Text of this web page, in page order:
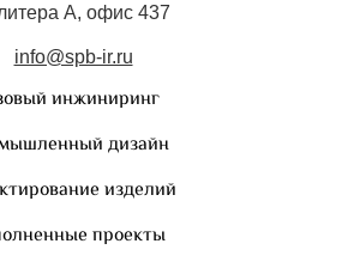
А, офис 437
info@spb-ir.ru
инжиниринг
дизайн
изделий
проекты